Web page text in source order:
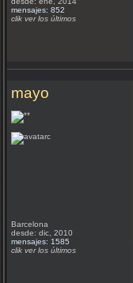
mensajes: 852
clik ver los últimos
mayo
Barcelona
desde: dic, 2010
mensajes: 1585
clik ver los últimos